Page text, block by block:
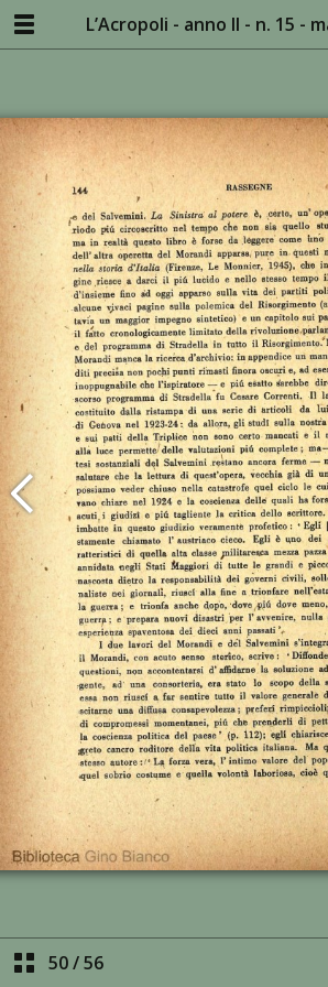
L’Acropoli - anno II - n. 15 -
50/56